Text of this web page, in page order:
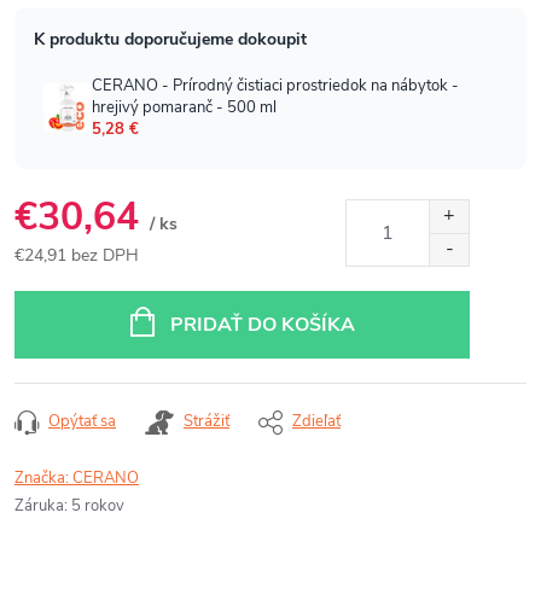
€30,64 / ks
€24,91 bez DPH
PRIDAŤ DO KOŠÍKA
Opýtať sa Strážiť Zdieľať
Značka:CERANO
Záruka: 5 rokov